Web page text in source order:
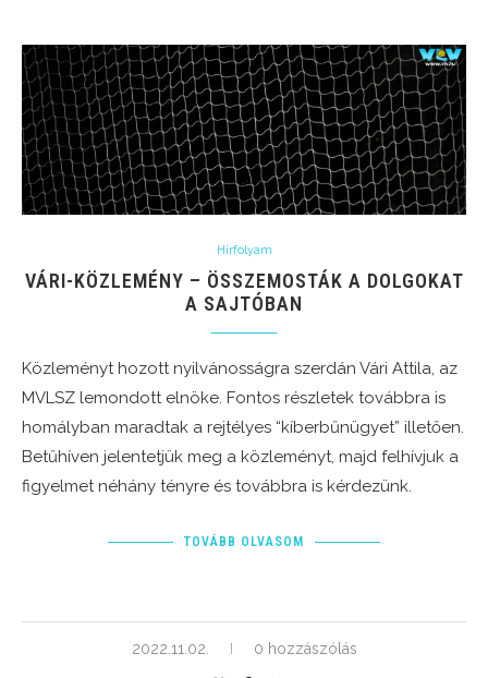
Hírfolyam
VÁRI-KÖZLEMÉNY – ÖSSZEMOSTÁK A DOLGOKAT
A SAJTÓBAN
Közleményt hozott nyilvánosságra szerdán Vári Attila, az
MVLSZ lemondott elnöke. Fontos részletek továbbra is
homályban maradtak a rejtélyes “kíberbűnügyet” illetően.
Betűhíven jelentetjük meg a közleményt, majd felhívjuk a
figyelmet néhány tényre és továbbra is kérdezünk.
TOVÁBB OLVASOM
2022.11.02. 0 hozzászólás